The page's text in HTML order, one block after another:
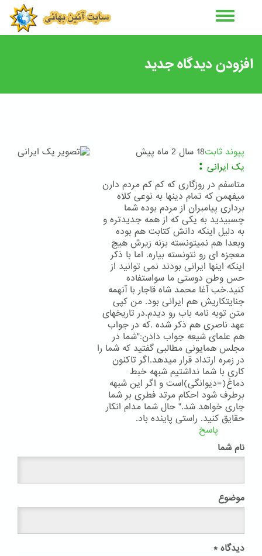
افزودن دیدگاه جدید
پیوند ثابت18 سال 2 ماه پیش
یک ایرانی :
متاسفم در روزگاری که کم کم مردم دارن
میفهمن که تمام دینها به نوعی کلاه
برداری پیامبران از مردم بوده شما
چسبیدید به یکی که از همه جدیدتره و
به دلیل اینکه دانش کتابت هم بوده
وبعدا هم نمیتونسته بزنه زیرش هیچ
معجزه ای رو نتونسته بیاره. اما با ذکر
اینکه اینها ایرانی بودند نمی توانید از
حس وطن دوستی ما سواستفاده
کنید.خب آغا محمد شاه قاجار با آنهمه
جنایتکاریش هم ایرانی بود. من کپی
متن توبه نامه باب رو دیدم.در تاریخهای
عهد ناصری هم ذکر شده .که در جواب
هم علمای شیعه جواب دادن:"شما در
مجلس همایونی مطالبی گفتید که شما را
در زمره ارتداد قرار میدهد.اگر تاکنون
کاری با شما نداشتیم شبهه خبط
دماغ(=دیوانگی)است و اگر این شبهه
برطرف شود احکام مرتد فطری بر شما
جاری خواهد شد." حال شما مدام انکار
حقایق کنید. راستی پاینده باد.
پاسخ
نام شما
موضوع
دیدگاه *